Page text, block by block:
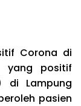
Corona di
yang positif
di Lampung
pasien